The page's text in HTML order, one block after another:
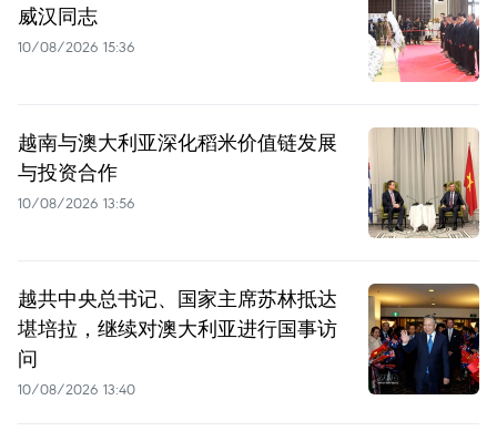
威汉同志
10/08/2026 15:36
越南与澳大利亚深化稻米价值链发展
与投资合作
10/08/2026 13:56
越共中央总书记、国家主席苏林抵达
堪培拉，继续对澳大利亚进行国事访
问
10/08/2026 13:40